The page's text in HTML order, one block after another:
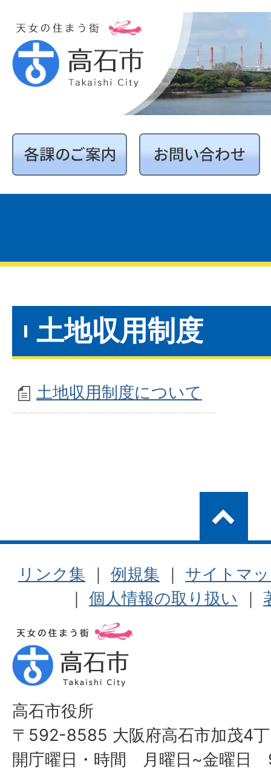
土地収用制度
土地収用制度について
リンク集 ｜ 例規集 ｜ サイトマ
｜ 個人情報の取り扱い ｜
高石市役所
〒592-8585 大阪府高石市加茂4丁
開庁曜日・時間 月曜日~金曜日